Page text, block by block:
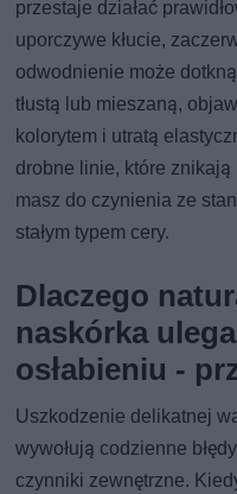
przestaje działać
uporczywe kłucie,
odwodnienie może
tłustą lub mieszaną,
kolorytem i utratą
drobne linie, które
masz do czynienia ze
stałym typem cery.
Dlaczego
naskórka
osłabieniu -
Uszkodzenie delikatnej
wywołują codzienne
czynniki zewnętrzne.